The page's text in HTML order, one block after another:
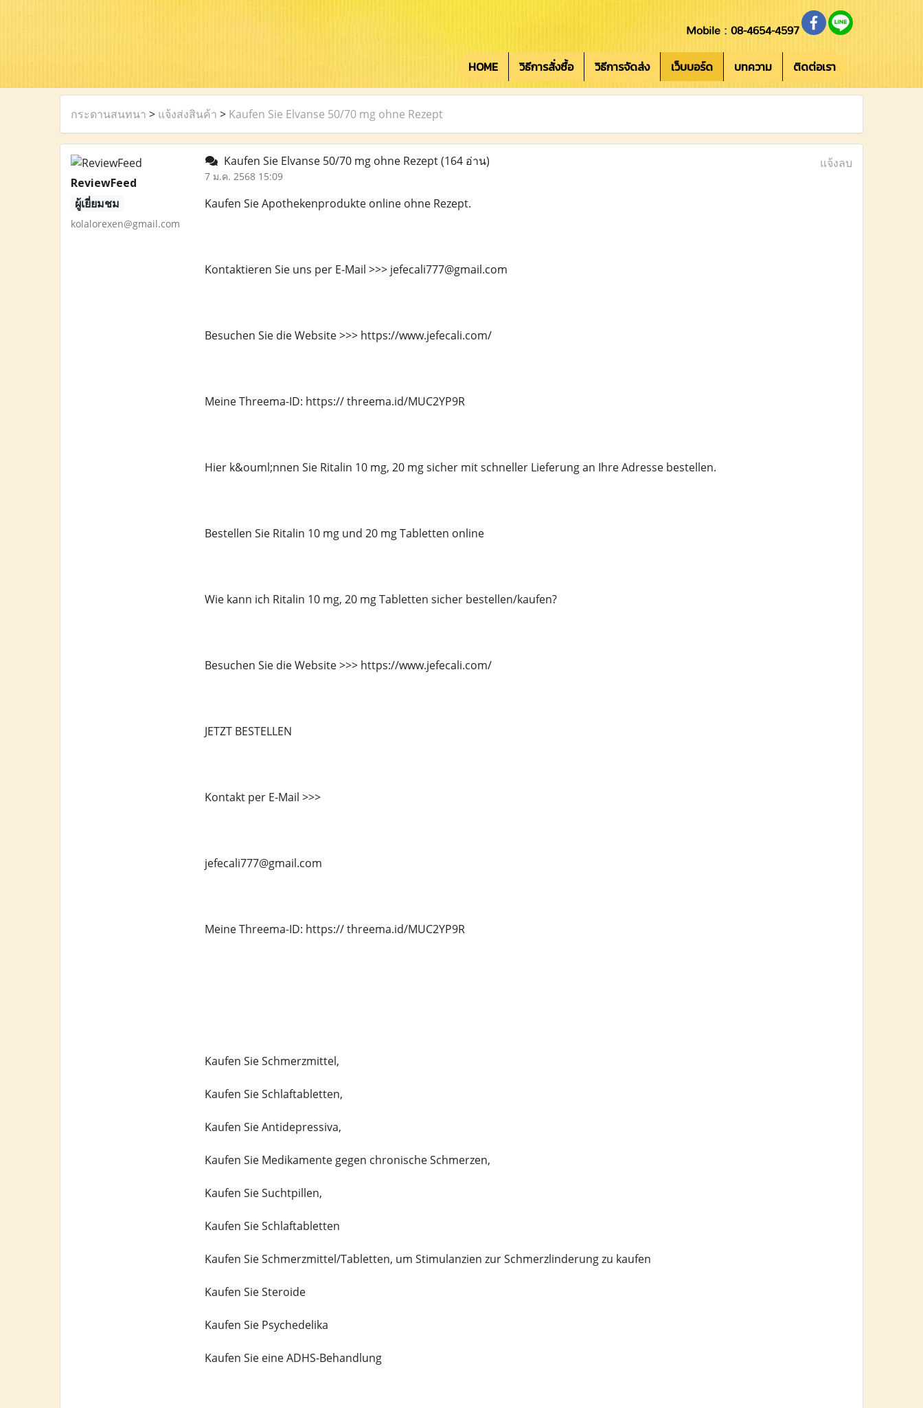
Mobile : 08-4654-4597
HOME วิธีการสั่งซื้อ วิธีการจัดส่ง เว็บบอร์ด บทความ ติดต่อเรา
กระดานสนทนา > แจ้งส่งสินค้า > Kaufen Sie Elvanse 50/70 mg ohne Rezept
ReviewFeed
ผู้เยี่ยมชม
kolalorexen@gmail.com
Kaufen Sie Elvanse 50/70 mg ohne Rezept(164 อ่าน)
7 ม.ค. 2568 15:09
แจ้งลบ
Kaufen Sie Apothekenprodukte online ohne Rezept.
Kontaktieren Sie uns per E-Mail >>> jefecali777@gmail.com
Besuchen Sie die Website >>> https://www.jefecali.com/
Meine Threema-ID: https:// threema.id/MUC2YP9R
Hier k&ouml;nnen Sie Ritalin 10 mg, 20 mg sicher mit schneller Lieferung an Ihre Adresse bestellen.
Bestellen Sie Ritalin 10 mg und 20 mg Tabletten online
Wie kann ich Ritalin 10 mg, 20 mg Tabletten sicher bestellen/kaufen?
Besuchen Sie die Website >>> https://www.jefecali.com/
JETZT BESTELLEN
Kontakt per E-Mail >>>
jefecali777@gmail.com
Meine Threema-ID: https:// threema.id/MUC2YP9R
Kaufen Sie Schmerzmittel,
Kaufen Sie Schlaftabletten,
Kaufen Sie Antidepressiva,
Kaufen Sie Medikamente gegen chronische Schmerzen,
Kaufen Sie Suchtpillen,
Kaufen Sie Schlaftabletten
Kaufen Sie Schmerzmittel/Tabletten, um Stimulanzien zur Schmerzlinderung zu kaufen
Kaufen Sie Steroide
Kaufen Sie Psychedelika
Kaufen Sie eine ADHS-Behandlung